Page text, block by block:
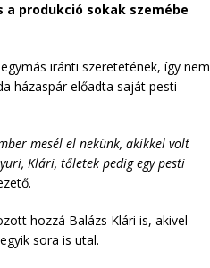
a produkció sokak szemébe
iránti szeretetének, így nem
házaspár előadta saját pesti
mesél el nekünk, akikkel volt
Klári, tőletek pedig egy pesti
hozzá Balázs Klári is, akivel
sora is utal.